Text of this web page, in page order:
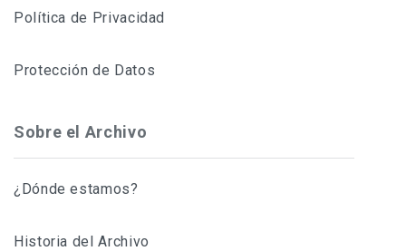
Política de Privacidad
Protección de Datos
Sobre el Archivo
¿Dónde estamos?
Historia del Archivo